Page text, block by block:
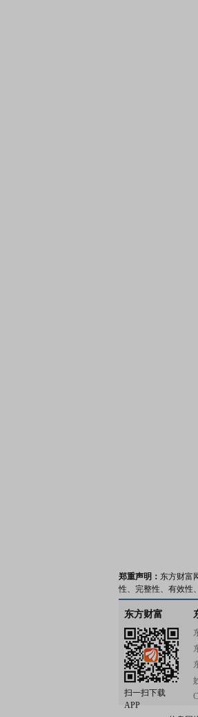
郑重声明： 东方财富
性、完整性、有效性
东方财富
扫一扫下载
APP